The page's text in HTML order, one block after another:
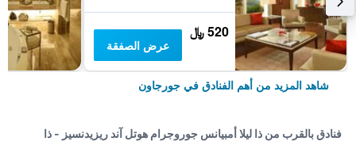
520 ﷼
عرض الصفقة
شاهد المزيد من أهم الفنادق في جورجاون
فنادق بالقرب من ذا ليلا أمبيانس جوروجرام هوتل آند ريزيدنسيز - ذا